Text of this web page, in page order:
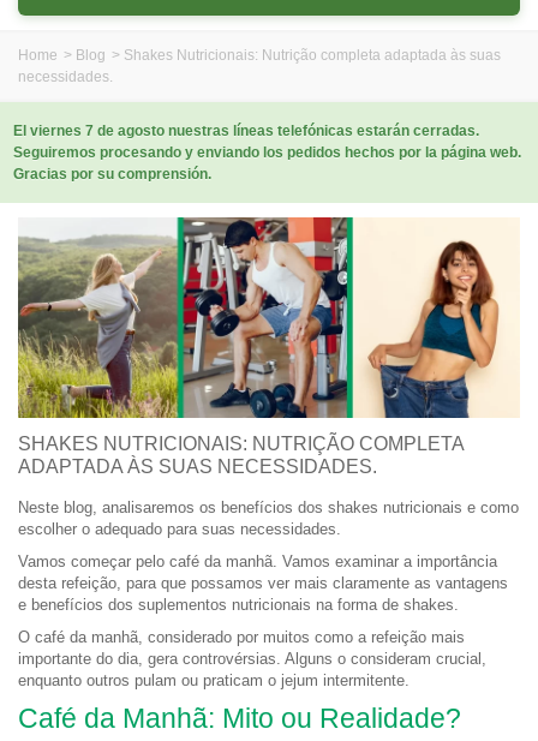
Home > Blog > Shakes Nutricionais: Nutrição completa adaptada às suas
necessidades.
El viernes 7 de agosto nuestras líneas telefónicas estarán cerradas.
Seguiremos procesando y enviando los pedidos hechos por la página web.
Gracias por su comprensión.
SHAKES NUTRICIONAIS: NUTRIÇÃO COMPLETA
ADAPTADA ÀS SUAS NECESSIDADES.
Neste blog, analisaremos os benefícios dos shakes nutricionais e como
escolher o adequado para suas necessidades.
Vamos começar pelo café da manhã. Vamos examinar a importância
desta refeição, para que possamos ver mais claramente as vantagens
e benefícios dos suplementos nutricionais na forma de shakes.
O café da manhã, considerado por muitos como a refeição mais
importante do dia, gera controvérsias. Alguns o consideram crucial,
enquanto outros pulam ou praticam o jejum intermitente.
Café da Manhã: Mito ou Realidade?